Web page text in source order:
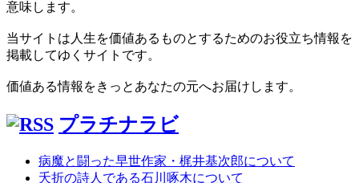
意味します。
当サイトは人生を価値あるものとするためのお役立ち情報を
掲載してゆくサイトです。
価値ある情報をきっとあなたの元へお届けします。
プラチナラビ
病魔と闘った早世作家・梶井基次郎について
夭折の詩人である石川啄木について